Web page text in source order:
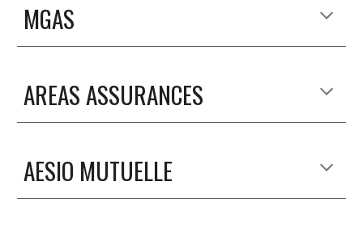
MGAS
AREAS ASSURANCES
AESIO MUTUELLE